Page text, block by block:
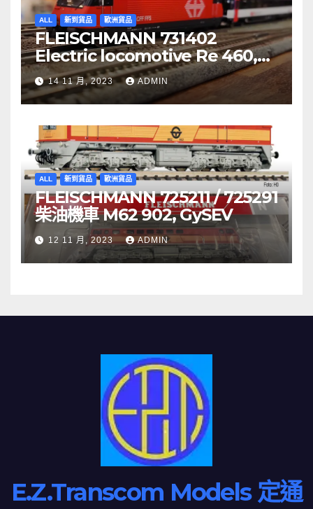
ALL 新到貨品 歐洲貨品
FLEISCHMANN 731402
Electric locomotive Re 460,
SBB
14 11 月, 2023 ADMIN
ALL 新到貨品 歐洲貨品
FLEISCHMANN 725211 / 725291
柴油機車 M62 902, GySEV
12 11 月, 2023 ADMIN
E.Z.Transcom Models 定通